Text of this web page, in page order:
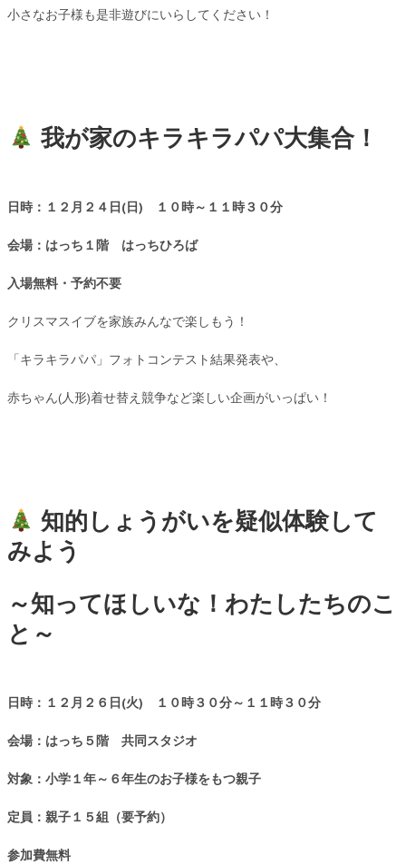
小さなお子様も是非遊びにいらしてください！
我が家のキラキラパパ大集合！
日時：１２月２４日(日) １０時～１１時３０分
会場：はっち１階 はっちひろば
入場無料・予約不要
クリスマスイブを家族みんなで楽しもう！
「キラキラパパ」フォトコンテスト結果発表や、
赤ちゃん(人形)着せ替え競争など楽しい企画がいっぱい！
知的しょうがいを疑似体験して
みよう
～知ってほしいな！わたしたちのこ
と～
日時：１２月２６日(火) １０時３０分～１１時３０分
会場：はっち５階 共同スタジオ
対象：小学１年～６年生のお子様をもつ親子
定員：親子１５組（要予約）
参加費無料